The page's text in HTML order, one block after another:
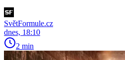
SvětFormule.cz
dnes, 18:10
2 min